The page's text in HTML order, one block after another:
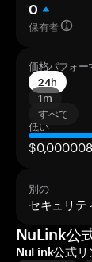
0
保有者
価格パフォー
24h
1m
すべて
低い
別の
セキュリテ
NuLink公
NuLink公式リ